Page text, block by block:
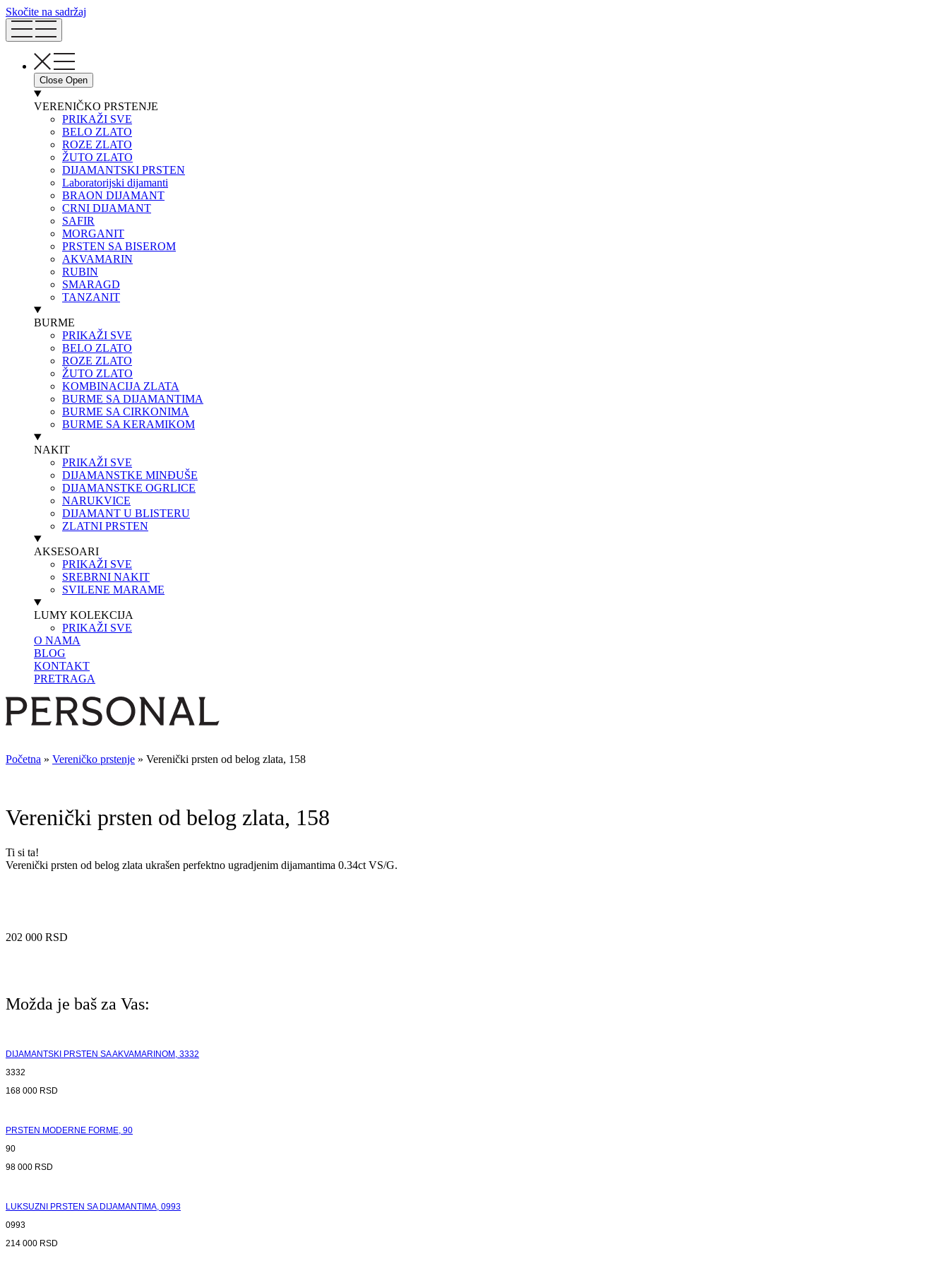
Skočite na sadržaj
Close Open
VERENIČKO PRSTENJE
PRIKAŽI SVE
BELO ZLATO
ROZE ZLATO
ŽUTO ZLATO
DIJAMANTSKI PRSTEN
Laboratorijski dijamanti
BRAON DIJAMANT
CRNI DIJAMANT
SAFIR
MORGANIT
PRSTEN SA BISEROM
AKVAMARIN
RUBIN
SMARAGD
TANZANIT
BURME
PRIKAŽI SVE
BELO ZLATO
ROZE ZLATO
ŽUTO ZLATO
KOMBINACIJA ZLATA
BURME SA DIJAMANTIMA
BURME SA CIRKONIMA
BURME SA KERAMIKOM
NAKIT
PRIKAŽI SVE
DIJAMANSTKE MINĐUŠE
DIJAMANSTKE OGRLICE
NARUKVICE
DIJAMANT U BLISTERU
ZLATNI PRSTEN
AKSESOARI
PRIKAŽI SVE
SREBRNI NAKIT
SVILENE MARAME
LUMY KOLEKCIJA
PRIKAŽI SVE
O NAMA
BLOG
KONTAKT
PRETRAGA
Početna » Vereničko prstenje » Verenički prsten od belog zlata, 158
Verenički prsten od belog zlata, 158
Ti si ta!
Verenički prsten od belog zlata ukrašen perfektno ugradjenim dijamantima 0.34ct VS/G.
202 000 RSD
Možda je baš za Vas:
DIJAMANTSKI PRSTEN SA AKVAMARINOM, 3332
3332
168 000 RSD
PRSTEN MODERNE FORME, 90
90
98 000 RSD
LUKSUZNI PRSTEN SA DIJAMANTIMA, 0993
0993
214 000 RSD